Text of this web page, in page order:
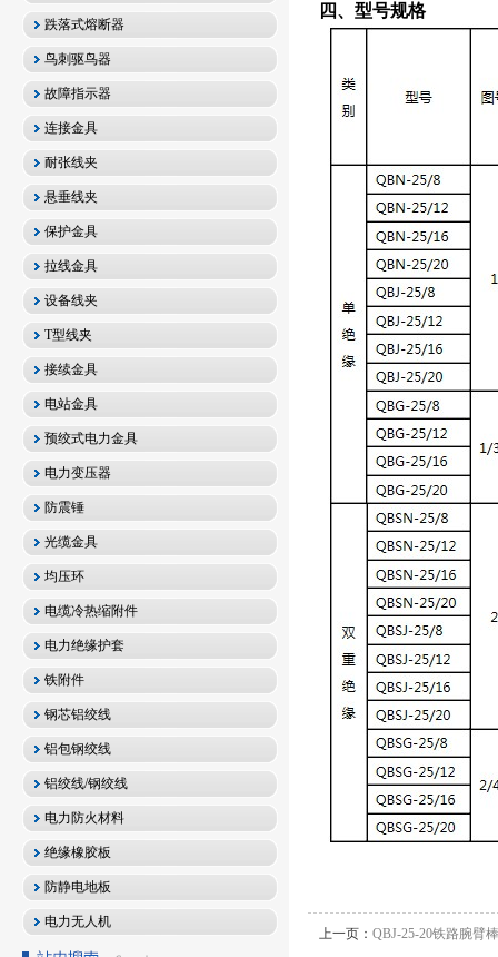
跌落式熔断器
鸟刺驱鸟器
故障指示器
连接金具
耐张线夹
悬垂线夹
保护金具
拉线金具
设备线夹
T型线夹
接续金具
电站金具
预绞式电力金具
电力变压器
防震锤
光缆金具
均压环
电缆冷热缩附件
电力绝缘护套
铁附件
钢芯铝绞线
铝包钢绞线
铝绞线/钢绞线
电力防火材料
绝缘橡胶板
防静电地板
电力无人机
四、型号规格
上一页： QBJ-25-20铁路腕臂